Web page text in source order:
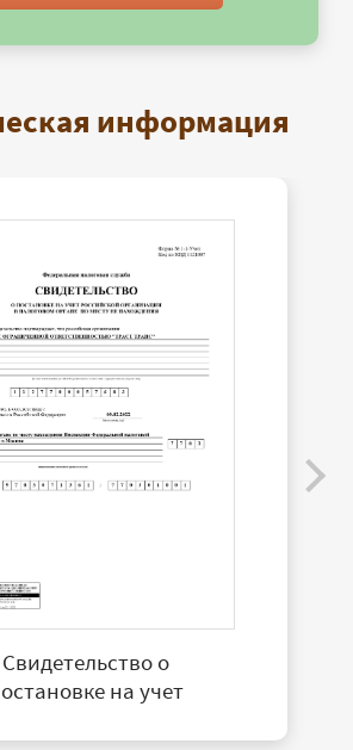
информация
Свидетельство о
на учет